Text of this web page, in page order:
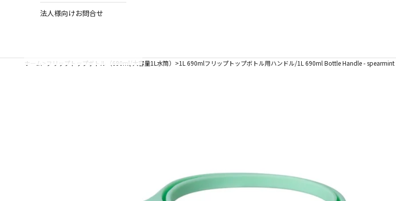
法人様向けお問合せ
ホーム フリップトップボトル（690ml/大容量1L水筒） 1L 690mlフリップトップボトル用ハンドル/1L 690ml Bottle Handle - spearmint